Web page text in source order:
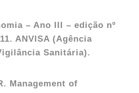
– Ano III – edição nº
ANVISA (Agência
Sanitária).
Management of